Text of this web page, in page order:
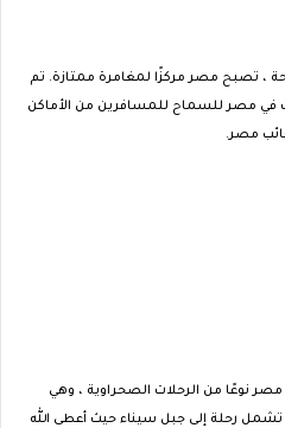
، تصبح مصر مركزًا لمغامرة ممتازة. تم
في مصر للسماح للمسافرين من الأماكن
مصر.
نوعًا من الرحلات الصحراوية ، وهي
رحلة إلى جبل سيناء حيث أعطى الله